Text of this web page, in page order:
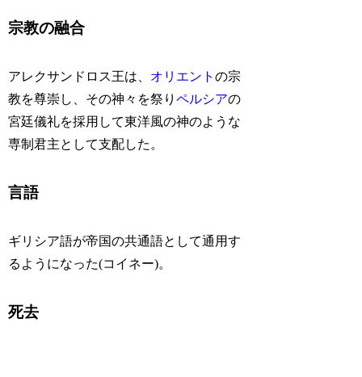
宗教の融合
アレクサンドロス王は、 オリエントの宗
教を尊崇し、その神々を祭りペルシアの
宮廷儀礼を採用して東洋風の神のような
専制君主として支配した。
言語
ギリシア語が帝国の共通語として通用す
るようになった(コイネー)。
死去